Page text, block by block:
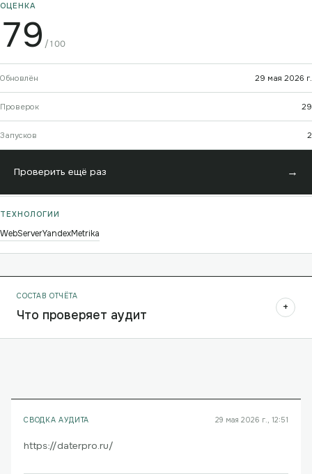
ОЦЕНКА
79 /100
Обновлён 29 мая 2026 г.
Проверок 29
Запусков 2
Проверить ещё раз →
ТЕХНОЛОГИИ
WebServerYandexMetrika
СОСТАВ ОТЧЁТА
Что проверяет аудит +
СВОДКА АУДИТА 29 мая 2026 г., 12:51
https://daterpro.ru/